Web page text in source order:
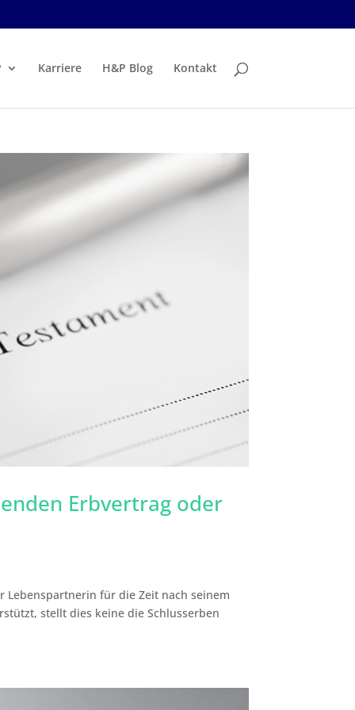
Karriere H&P Blog Kontakt
Erbvertrag oder
Lebenspartnerin für die Zeit nach seinem
stellt dies keine die Schlusserben